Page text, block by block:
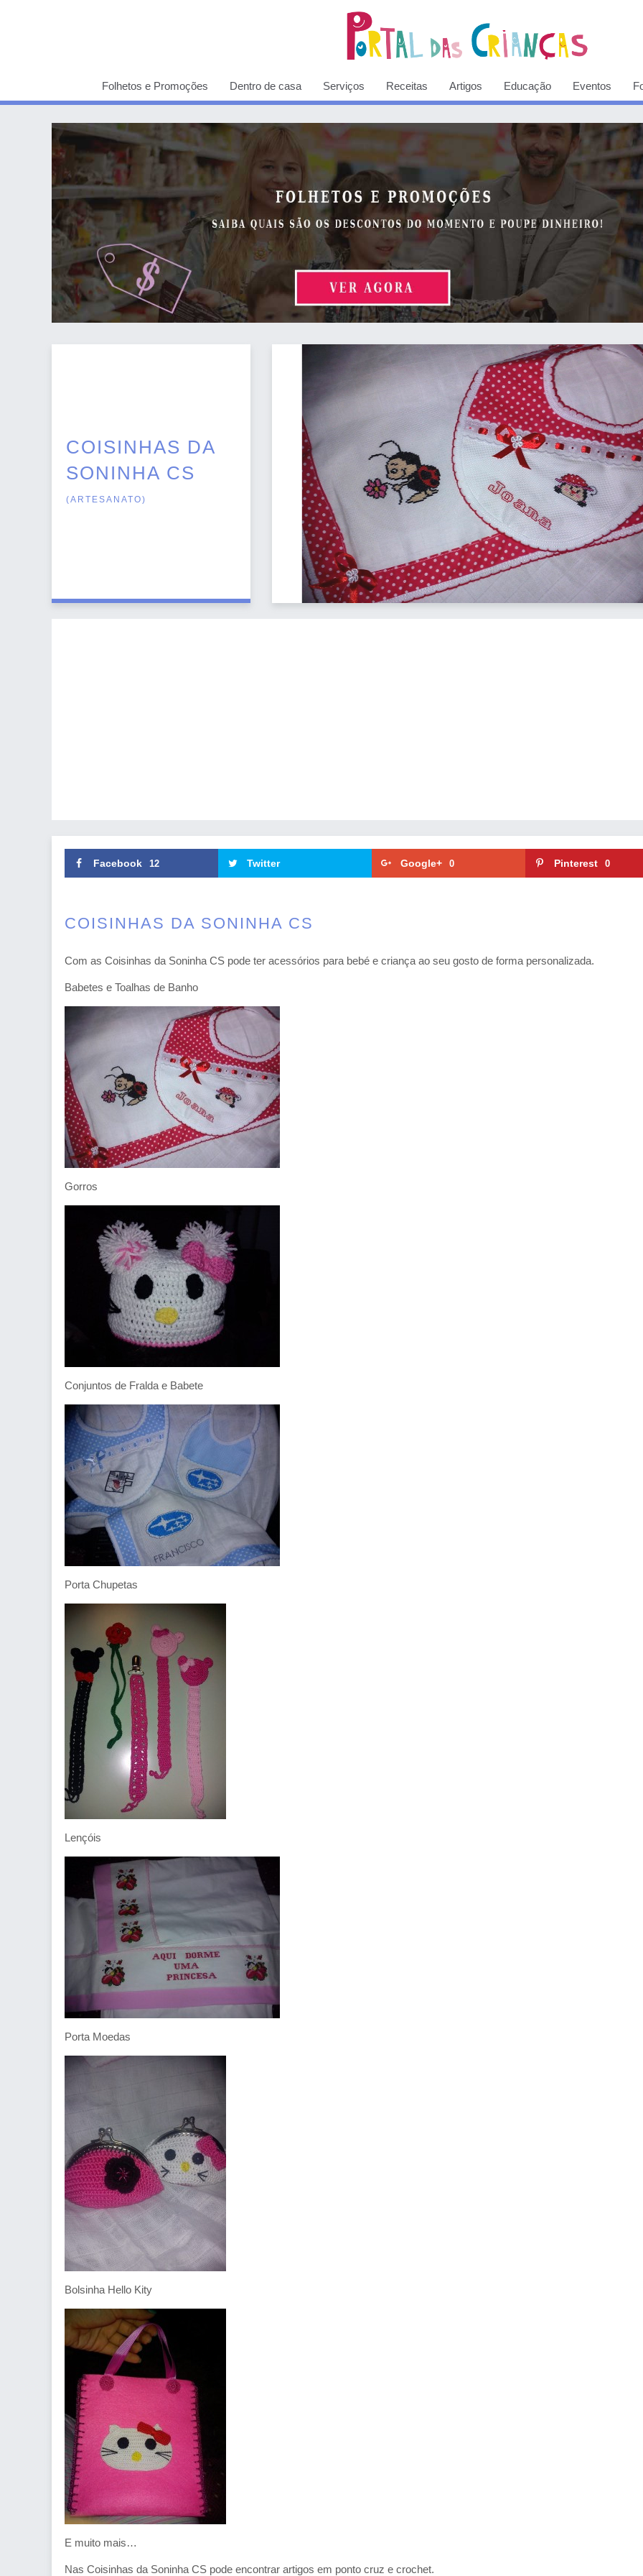
Folhetos e Promoções Dentro de casa Serviços Receitas Artigos Educação Eventos
COISINHAS DA
SONINHA CS
(ARTESANATO)
Facebook 12 Twitter Google+ 0 Pinterest 0
COISINHAS DA SONINHA CS
Com as Coisinhas da Soninha CS pode ter acessórios para bebé e criança ao seu gosto de forma personalizada.
Babetes e Toalhas de Banho
Gorros
Conjuntos de Fralda e Babete
Porta Chupetas
Lençóis
Porta Moedas
Bolsinha Hello Kity
E muito mais…
Nas Coisinhas da Soninha CS pode encontrar artigos em ponto cruz e crochet.